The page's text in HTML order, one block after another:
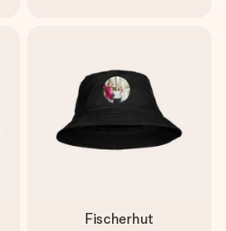
Fischerhut